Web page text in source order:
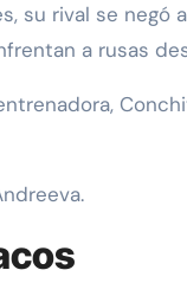
su rival se negó
a rusas